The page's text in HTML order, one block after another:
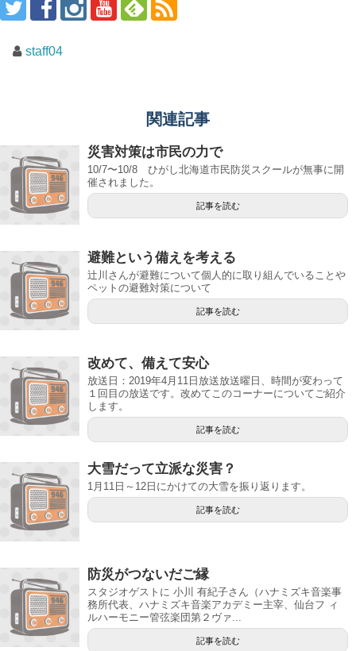
staff04
関連記事
災害対策は市民の力で
10/7〜10/8 ひがし北海道市民防災スクールが無事に開
催されました。
記事を読む
避難という備えを考える
辻川さんが避難について個人的に取り組んでいることや
ペットの避難対策について
記事を読む
改めて、備えて安心
放送日：2019年4月11日放送放送曜日、時間が変わって
１回目の放送です。改めてこのコーナーについてご紹介
します。
記事を読む
大雪だって立派な災害？
1月11日～12日にかけての大雪を振り返ります。
記事を読む
防災がつないだご縁
スタジオゲストに 小川 有紀子さん（ハナミズキ音楽事
務所代表、ハナミズキ音楽アカデミー主宰、仙台フ ィ
ルハーモニー管弦楽団第２ヴァ...
記事を読む